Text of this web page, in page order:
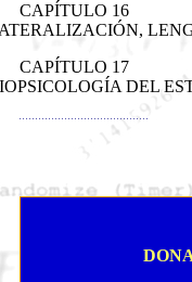
CAPÍTULO 16
CAPÍTULO 17
DEL